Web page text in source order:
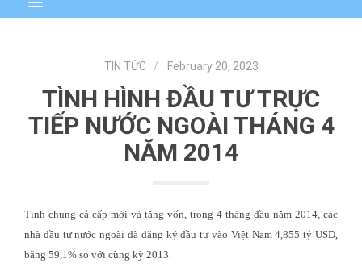
TIN TỨC February 20, 2023
TÌNH HÌNH ĐẦU TƯ TRỰC
TIẾP NƯỚC NGOÀI THÁNG 4
NĂM 2014
Tính chung cả cấp mới và tăng vốn, trong 4 tháng đầu năm 2014, các
nhà đầu tư nước ngoài đã đăng ký đầu tư vào Việt Nam 4,855 tỷ USD,
bằng 59,1% so với cùng kỳ 2013.